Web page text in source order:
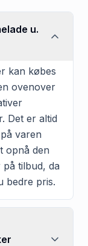
u.
kan købes
ovenover
Det er altid
varen
opnå den
tilbud, da
bedre pris.